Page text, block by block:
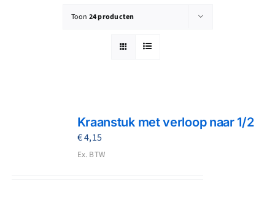
Toon 24 producten
Kraanstuk met verloop naar 1/2
€4,15
Ex. BTW